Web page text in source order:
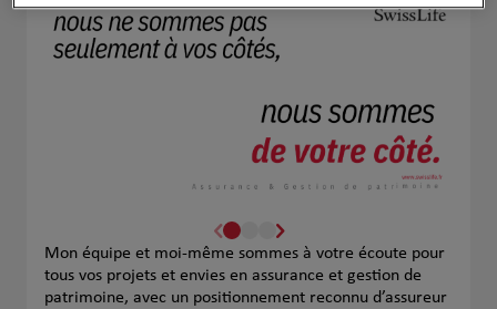
Mon équipe et moi-même sommes à votre écoute pour
tous vos projets et envies en assurance et gestion de
patrimoine, avec un positionnement reconnu d’assureur